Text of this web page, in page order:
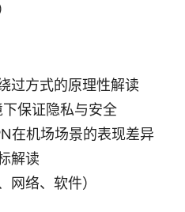
过方式的原理性解读
保证隐私与安全
在机场场景的表现差异
解读
网络、软件）